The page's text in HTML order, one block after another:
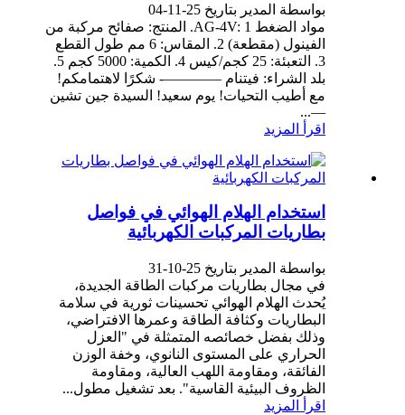
بواسطة المدير بتاريخ 25-11-04
مواد الضغط AG-4V: 1. المنتج: صفائح مركبة من
الفينول (مقطعة) 2. المقاس: 6 مم طول القطع
3. التعبئة: 25 كجم/كيس 4. الكمية: 5000 كجم 5.
بلد الشراء: فيتنام ————- شكرًا لاهتمامكم!
مع أطيب التحيات! يوم سعيد! السيدة جين تشين
—...
اقرأ المزيد
استخدام الهلام الهوائي في فواصل
بطاريات المركبات الكهربائية
بواسطة المدير بتاريخ 25-10-31
في مجال بطاريات مركبات الطاقة الجديدة،
يُحدث الهلام الهوائي تحسينات ثورية في سلامة
البطاريات وكثافة الطاقة وعمرها الافتراضي،
وذلك بفضل خصائصه المتمثلة في "العزل
الحراري على المستوى النانوي، وخفة الوزن
الفائقة، ومقاومة اللهب العالية، ومقاومة
الظروف البيئية القاسية". بعد تشغيل مطول...
اقرأ المزيد